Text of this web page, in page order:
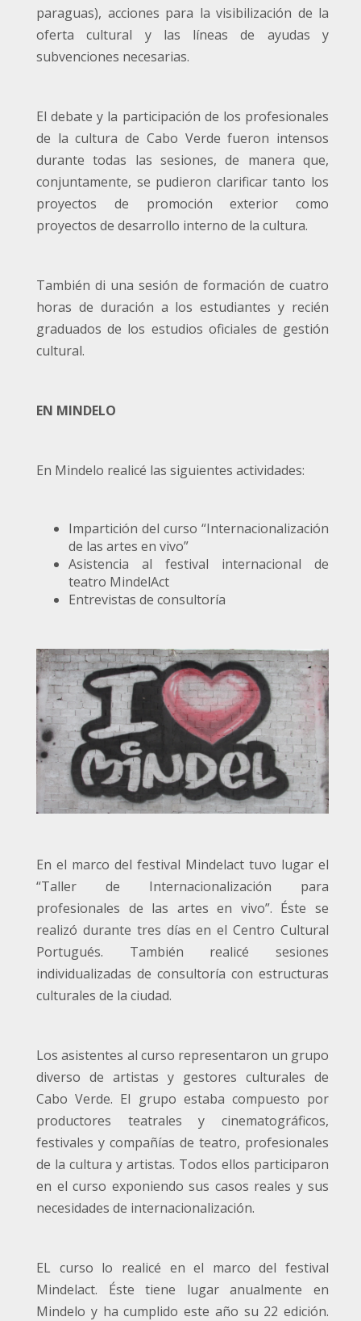
paraguas), acciones para la visibilización de la
oferta cultural y las líneas de ayudas y
subvenciones necesarias.
El debate y la participación de los profesionales
de la cultura de Cabo Verde fueron intensos
durante todas las sesiones, de manera que,
conjuntamente, se pudieron clarificar tanto los
proyectos de promoción exterior como
proyectos de desarrollo interno de la cultura.
También di una sesión de formación de cuatro
horas de duración a los estudiantes y recién
graduados de los estudios oficiales de gestión
cultural.
EN MINDELO
En Mindelo realicé las siguientes actividades:
Impartición del curso “Internacionalización
de las artes en vivo”
Asistencia al festival internacional de
teatro MindelAct
Entrevistas de consultoría
En el marco del festival Mindelact tuvo lugar el
“Taller de Internacionalización para
profesionales de las artes en vivo”. Éste se
realizó durante tres días en el Centro Cultural
Portugués. También realicé sesiones
individualizadas de consultoría con estructuras
culturales de la ciudad.
Los asistentes al curso representaron un grupo
diverso de artistas y gestores culturales de
Cabo Verde. El grupo estaba compuesto por
productores teatrales y cinematográficos,
festivales y compañías de teatro, profesionales
de la cultura y artistas. Todos ellos participaron
en el curso exponiendo sus casos reales y sus
necesidades de internacionalización.
EL curso lo realicé en el marco del festival
Mindelact. Éste tiene lugar anualmente en
Mindelo y ha cumplido este año su 22 edición.